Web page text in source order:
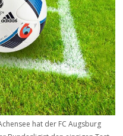
hat der FC Augsburg